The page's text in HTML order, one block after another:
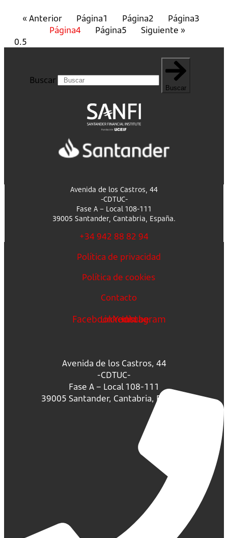
« Anterior Página1 Página2 Página3
Página4 Página5 Siguiente »
Buscar
Buscar
Avenida de los Castros, 44
-CDTUC-
Fase A – Local 108-111
39005 Santander, Cantabria, España.
+34 942 88 82 94
Política de privacidad
Política de cookies
Contacto
FacebookLinkedin
Youtube
Instagram
Avenida de los Castros, 44
-CDTUC-
Fase A – Local 108-111
39005 Santander, Cantabria, España.